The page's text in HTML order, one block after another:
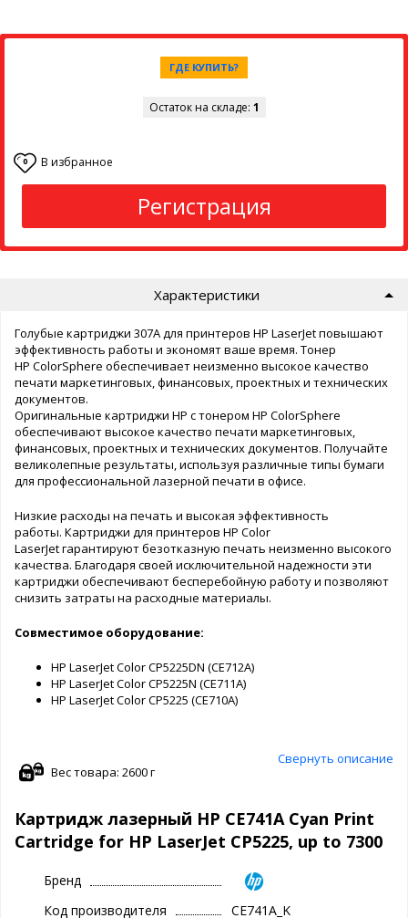
ГДЕ КУПИТЬ?
Остаток на складе: 1
0 В избранное
Регистрация
Характеристики
Голубые картриджи 307A для принтеров HP LaserJet повышают
эффективность работы и экономят ваше время. Тонер
HP ColorSphere обеспечивает неизменно высокое качество
печати маркетинговых, финансовых, проектных и технических
документов.
Оригинальные картриджи HP с тонером HP ColorSphere
обеспечивают высокое качество печати маркетинговых,
финансовых, проектных и технических документов. Получайте
великолепные результаты, используя различные типы бумаги
для профессиональной лазерной печати в офисе.
Низкие расходы на печать и высокая эффективность
работы. Картриджи для принтеров HP Color
LaserJet гарантируют безотказную печать неизменно высокого
качества. Благодаря своей исключительной надежности эти
картриджи обеспечивают бесперебойную работу и позволяют
снизить затраты на расходные материалы.
Совместимое оборудование:
HP LaserJet Color CP5225DN (CE712A)
HP LaserJet Color CP5225N (CE711A)
HP LaserJet Color CP5225 (CE710A)
Свернуть описание
Вес товара: 2600 г
Картридж лазерный HP CE741A Cyan Print
Cartridge for HP LaserJet CP5225, up to 7300
Бренд
Код производителя
CE741A_K